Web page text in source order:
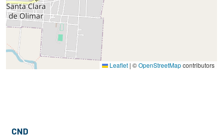
Leaflet | ©OpenStreetMapcontributors
CND